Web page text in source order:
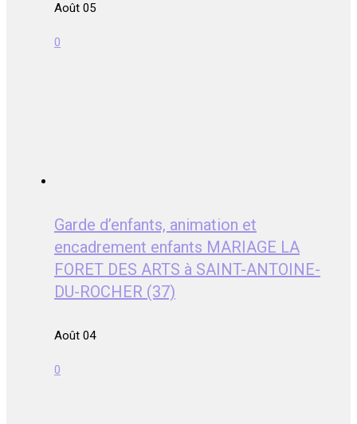
Août 05
0
Garde d’enfants, animation et
encadrement enfants MARIAGE LA
FORET DES ARTS à SAINT-ANTOINE-
DU-ROCHER (37)
Août 04
0